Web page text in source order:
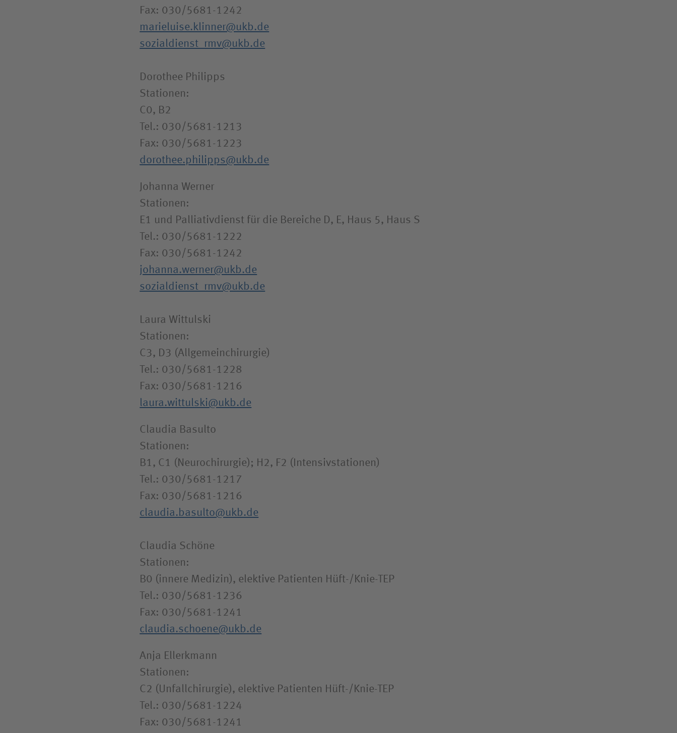
Fax: 030/5681-1242
marieluise.klinner@ukb.de
sozialdienst_rmv@ukb.de
Dorothee Philipps
Stationen:
C0, B2
Tel.: 030/5681-1213
Fax: 030/5681-1223
dorothee.philipps@ukb.de
Johanna Werner
Stationen:
E1 und Palliativdienst für die Bereiche D, E, Haus 5, Haus S
Tel.: 030/5681-1222
Fax: 030/5681-1242
johanna.werner@ukb.de
sozialdienst_rmv@ukb.de
Laura Wittulski
Stationen:
C3, D3 (Allgemeinchirurgie)
Tel.: 030/5681-1228
Fax: 030/5681-1216
laura.wittulski@ukb.de
Claudia Basulto
Stationen:
B1, C1 (Neurochirurgie); H2, F2 (Intensivstationen)
Tel.: 030/5681-1217
Fax: 030/5681-1216
claudia.basulto@ukb.de
Claudia Schöne
Stationen:
B0 (innere Medizin), elektive Patienten Hüft-/Knie-TEP
Tel.: 030/5681-1236
Fax: 030/5681-1241
claudia.schoene@ukb.de
Anja Ellerkmann
Stationen:
C2 (Unfallchirurgie), elektive Patienten Hüft-/Knie-TEP
Tel.: 030/5681-1224
Fax: 030/5681-1241